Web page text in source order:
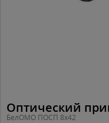
Оптический
БелОМО ПОСП 8х42